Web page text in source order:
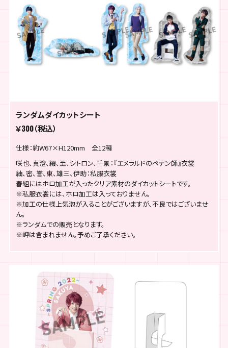
ランダムダイカットシート
￥300（税込）
仕様：約W67×H120mm 全12種
咲也、真澄、綴、至、シトロン、千景：『エメラルドのペテン師』衣裳
紬、密、誉、東、雄三、伊助：私服衣裳
春組にはホロ加工が入ったクリア素材のダイカットシートです。
※私服衣裳には、ホロ加工は入っておりません。
※加工の仕様上気泡が入ることがございますが、不良ではございませ
ん。
※ランダムでの販売となります。
※岬は含まれません。予めご了承ください。